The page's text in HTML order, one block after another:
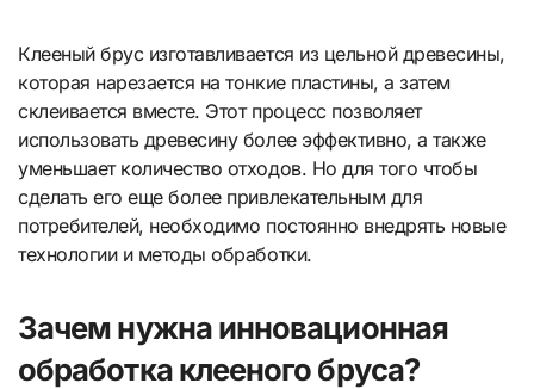
Клееный брус изготавливается из цельной древесины,
которая нарезается на тонкие пластины, а затем
склеивается вместе. Этот процесс позволяет
использовать древесину более эффективно, а также
уменьшает количество отходов. Но для того чтобы
сделать его еще более привлекательным для
потребителей, необходимо постоянно внедрять новые
технологии и методы обработки.
Зачем нужна инновационная
обработка клееного бруса?